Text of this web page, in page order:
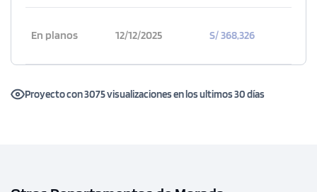
En planos 12/12/2025 S/ 368,326
Proyecto con 3075 visualizaciones en los ultimos 30 días